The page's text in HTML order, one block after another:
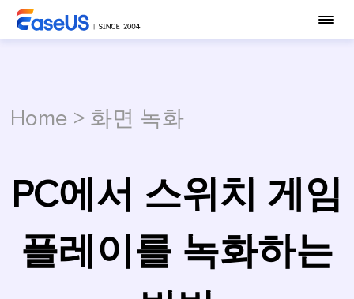
Home > 화면 녹화
PC에서 스위치 게임
플레이를 녹화하는